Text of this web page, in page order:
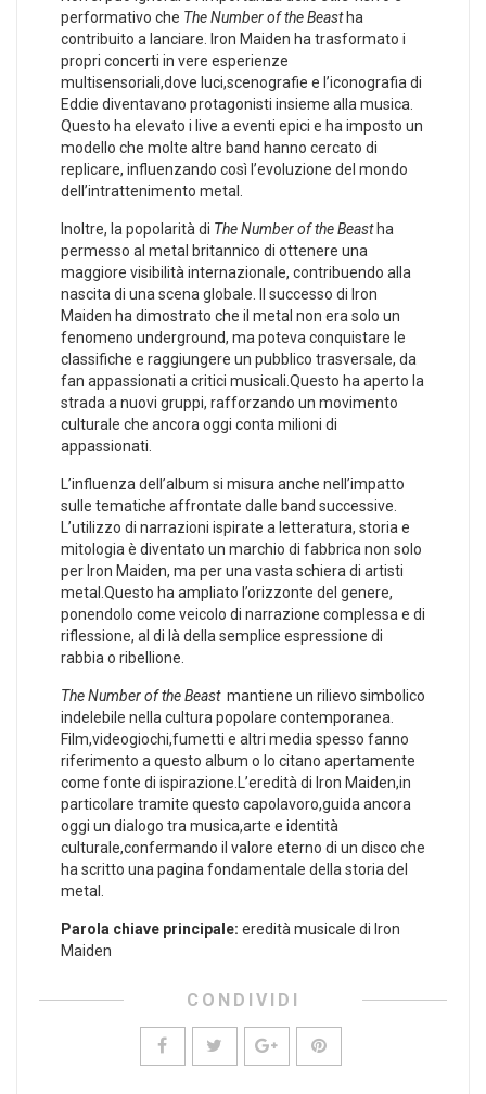
performativo che The Number of the Beast⁤ha
contribuito a ‌lanciare. Iron Maiden ha trasformato⁤ i
propri concerti in⁣ vere esperienze
multisensoriali,dove luci,scenografie e l’iconografia di
Eddie diventavano ⁣protagonisti insieme ⁢alla musica.
Questo ha⁢ elevato i live a ​eventi epici e ‌ha imposto un
modello che molte altre band hanno⁣ cercato di
⁣replicare, influenzando⁢ così l’evoluzione del mondo
dell’intrattenimento metal.
Inoltre, la popolarità⁣ di The Number of the⁢ Beast‌ha
permesso⁣ al metal britannico di⁣ ottenere una
maggiore visibilità internazionale,⁣ contribuendo alla
nascita di ‍una ⁤scena ‌globale. Il successo di Iron
Maiden ha⁢ dimostrato ‌che il metal‍ non era solo un
fenomeno underground, ma poteva‌ conquistare‌ le‌
classifiche e raggiungere un pubblico trasversale, da
fan⁣ appassionati a⁢ critici musicali.Questo ⁢ha⁣ aperto la⁣
strada a nuovi gruppi, rafforzando ⁢un movimento
culturale che⁤ ancora oggi⁤ conta milioni‍ di
appassionati.
L’influenza ⁤dell’album si misura anche nell’impatto
sulle ⁣tematiche affrontate dalle band successive.​
L’utilizzo di narrazioni ⁢ispirate a letteratura, storia e
mitologia è⁤ diventato un‍ marchio di fabbrica non solo
per ⁣Iron Maiden, ma per ‍una⁤ vasta ‌schiera di artisti
metal.Questo ha ampliato l’orizzonte del genere,
ponendolo come veicolo⁤ di narrazione complessa e di
riflessione, al di⁣ là della semplice espressione ​di
rabbia ⁣o ribellione.
The Number of the Beast‌ mantiene un rilievo simbolico
‌indelebile nella cultura popolare⁢ contemporanea.
Film,videogiochi,fumetti ⁢e altri media spesso fanno
riferimento a questo ​album o‍ lo citano apertamente
come fonte ⁤di ispirazione.L’eredità di⁢ Iron Maiden,in
particolare tramite ​questo capolavoro,guida ​ancora
⁣oggi​ un dialogo ​tra musica,arte ​e ‌identità
culturale,confermando il valore eterno di ⁢un⁢ disco che
ha scritto una ‌pagina fondamentale della ​storia del
metal. ⁣
Parola ⁢chiave ⁤principale: eredità ⁢musicale di⁣ Iron⁤
Maiden
CONDIVIDI